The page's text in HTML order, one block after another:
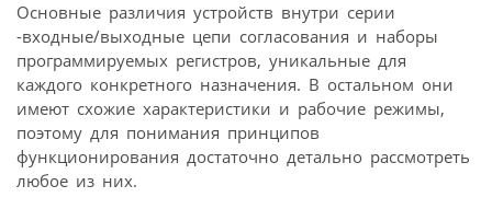
Основные различия устройств внутри серии
-входные/выходные цепи согласования и наборы
программируемых регистров, уникальные для
каждого конкретного назначения. В остальном они
имеют схожие характеристики и рабочие режимы,
поэтому для понимания принципов
функционирования достаточно детально рассмотреть
любое из них.